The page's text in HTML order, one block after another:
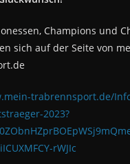
Champions und
sich auf der Seite von
trabrennsport.de/
2023?
rWJIc